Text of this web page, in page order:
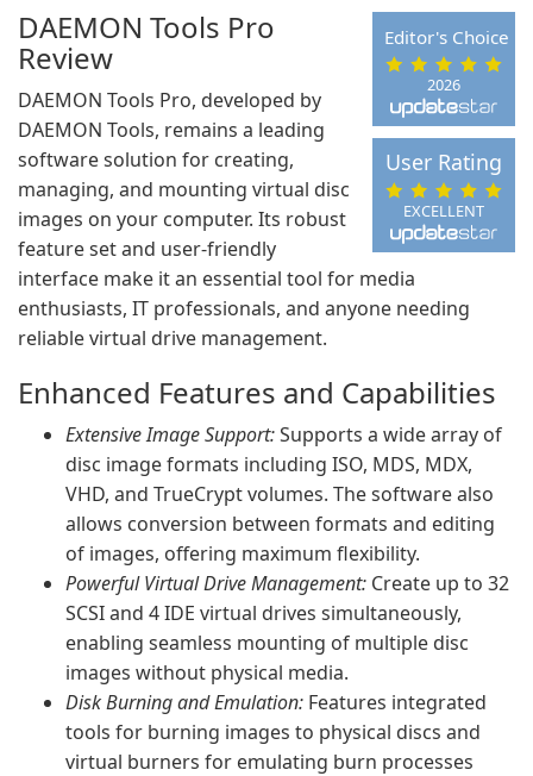
2026
Editor's Choice
EXCELLENT
User Rating
DAEMON Tools Pro
Review
DAEMON Tools Pro, developed by
DAEMON Tools, remains a leading
software solution for creating,
managing, and mounting virtual disc
images on your computer. Its robust
feature set and user-friendly
interface make it an essential tool for media
enthusiasts, IT professionals, and anyone needing
reliable virtual drive management.
Enhanced Features and Capabilities
Extensive Image Support:Supports a wide array of
disc image formats including ISO, MDS, MDX,
VHD, and TrueCrypt volumes. The software also
allows conversion between formats and editing
of images, offering maximum flexibility.
Powerful Virtual Drive Management: Create up to 32
SCSI and 4 IDE virtual drives simultaneously,
enabling seamless mounting of multiple disc
images without physical media.
Disk Burning and Emulation: Features integrated
tools for burning images to physical discs and
virtual burners for emulating burn processes